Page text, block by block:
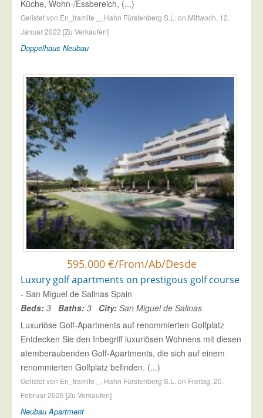
Küche, Wohn-/Essbereich, (...)
Gelistet von En_tramite _, Hahn Fürstenberg S.L. on Mittwoch, 12.
Januar 2022 [Zu Verkaufen]
Doppelhaus Neubau
595.000 €/From/Ab/Desde
Luxury golf apartments on prestigous golf course
- San Miguel de Salinas Spain
Beds: 3 Baths: 3 City: San Miguel de Salinas
Luxuriöse Golf-Apartments auf renommierten Golfplatz
Entdecken Sie den Inbegriff luxuriösen Wohnens mit diesen
atemberaubenden Golf-Apartments, die sich auf einem
renommierten Golfplatz befinden. (...)
Gelistet von En_tramite _, Hahn Fürstenberg S.L. on Freitag, 20.
Februar 2026 [Zu Verkaufen]
Neubau Apartment